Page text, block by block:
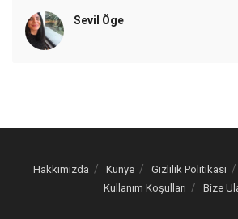
Sevil Öge
Hakkımızda Künye Gizlilik Politikası
Kullanım Koşulları
Bize